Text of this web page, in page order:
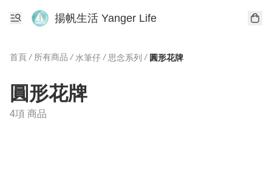
揚帆生活 Yanger Life
首頁 / 所有商品 / 水筆仔 / 思念系列 / 圓形花牌
圓形花牌
4項 商品